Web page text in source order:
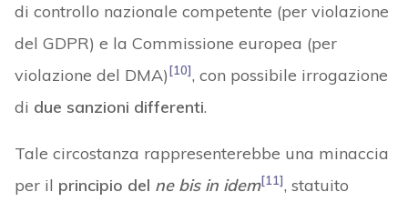
di controllo nazionale competente (per violazione
del GDPR) e la Commissione europea (per
violazione del DMA)[10], con possibile irrogazione
di due sanzioni differenti.
Tale circostanza rappresenterebbe una minaccia
per il principio del ne bis in idem[11], statuito